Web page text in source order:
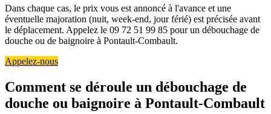
Dans chaque cas, le prix vous est annoncé à l'avance et une
éventuelle majoration (nuit, week-end, jour férié) est précisée avant
le déplacement. Appelez le 09 72 51 99 85 pour un débouchage de
douche ou de baignoire à Pontault-Combault.
Appelez-nous
Comment se déroule un débouchage de
douche ou baignoire à Pontault-Combault